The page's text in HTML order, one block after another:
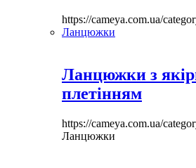
https://cameya.com.ua/
Ланцюжки
Ланцюжки з
плетінням
https://cameya.com.ua/
Ланцюжки